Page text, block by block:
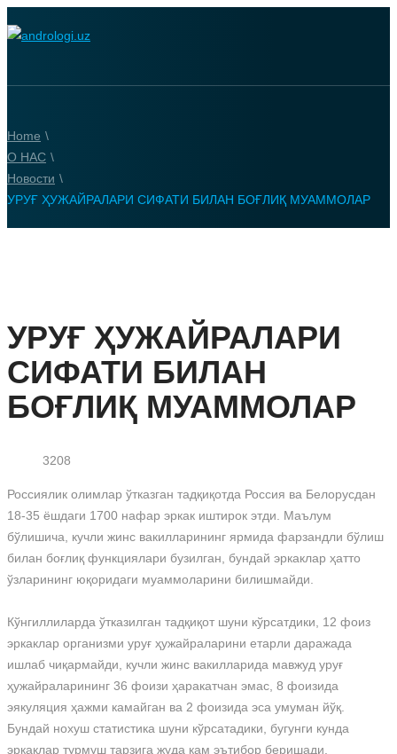
Home \
О НАС \
Новости \
УРУҒ ҲУЖАЙРАЛАРИ СИФАТИ БИЛАН БОҒЛИҚ МУАММОЛАР
УРУҒ ҲУЖАЙРАЛАРИ
СИФАТИ БИЛАН
БОҒЛИҚ МУАММОЛАР
3208
Россиялик олимлар ўтказган тадқиқотда Россия ва Белорусдан
18-35 ёшдаги 1700 нафар эркак иштирок этди. Маълум
бўлишича, кучли жинс вакилларининг ярмида фарзандли бўлиш
билан боғлиқ функциялари бузилган, бундай эркаклар ҳатто
ўзларининг юқоридаги муаммоларини билишмайди.
Кўнгиллиларда ўтказилган тадқиқот шуни кўрсатдики, 12 фоиз
эркаклар организми уруғ ҳужайраларини етарли даражада
ишлаб чиқармайди, кучли жинс вакилларида мавжуд уруғ
ҳужайраларининг 36 фоизи ҳаракатчан эмас, 8 фоизида
эякуляция ҳажми камайган ва 2 фоизида эса умуман йўқ.
Бундай нохуш статистика шуни кўрсатадики, бугунги кунда
эркаклар турмуш тарзига жуда кам эътибор беришади.